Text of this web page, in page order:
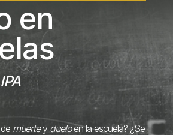
en
muerte y duelo en la escuela? ¿Se